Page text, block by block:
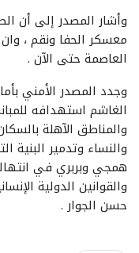
وأشار المصدر إلى أن
معسكر الحفا ونقم ،
العاصمة حتى الآن .
وجدد المصدر الأمني
الغاشم استهدافه
والمناطق الآهلة
والنساء وتدمير
همجي وبربري في
والقوانين الدولية
حسن الجوار .